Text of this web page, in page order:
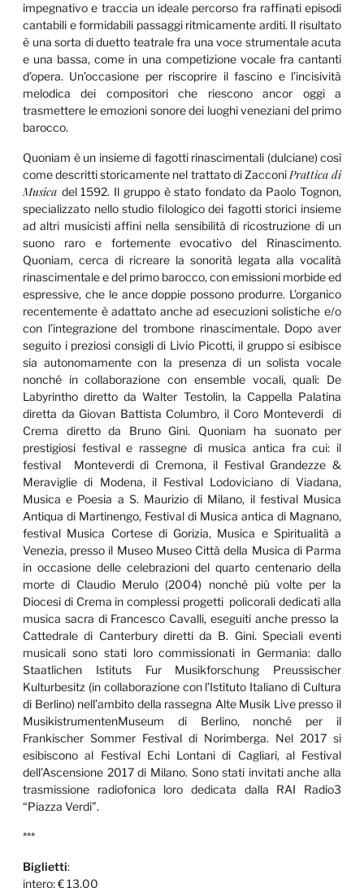
impegnativo e traccia un ideale percorso fra raffinati episodi
cantabili e formidabili passaggi ritmicamente arditi. Il risultato
è una sorta di duetto teatrale fra una voce strumentale acuta
e una bassa, come in una competizione vocale fra cantanti
d’opera. Un’occasione per riscoprire il fascino e l’incisività
melodica dei compositori che riescono ancor oggi a
trasmettere le emozioni sonore dei luoghi veneziani del primo
barocco.
Quoniam è un insieme di fagotti rinascimentali (dulciane) così
come descritti storicamente nel trattato di ZacconiPrattica di
Musica del 1592. Il gruppo è stato fondato da Paolo Tognon,
specializzato nello studio filologico dei fagotti storici insieme
ad altri musicisti affini nella sensibilità di ricostruzione di un
suono raro e fortemente evocativo del Rinascimento.
Quoniam, cerca di ricreare la sonorità legata alla vocalità
rinascimentale e del primo barocco, con emissioni morbide ed
espressive, che le ance doppie possono produrre. L’organico
recentemente è adattato anche ad esecuzioni solistiche e/o
con l’integrazione del trombone rinascimentale. Dopo aver
seguito i preziosi consigli di Livio Picotti, il gruppo si esibisce
sia autonomamente con la presenza di un solista vocale
nonché in collaborazione con ensemble vocali, quali: De
Labyrintho diretto da Walter Testolin, la Cappella Palatina
diretta da Giovan Battista Columbro, il Coro Monteverdi di
Crema diretto da Bruno Gini. Quoniam ha suonato per
prestigiosi festival e rassegne di musica antica fra cui: il
festival Monteverdi di Cremona, il Festival Grandezze &
Meraviglie di Modena, il Festival Lodoviciano di Viadana,
Musica e Poesia a S. Maurizio di Milano, il festival Musica
Antiqua di Martinengo, Festival di Musica antica di Magnano,
festival Musica Cortese di Gorizia, Musica e Spiritualità a
Venezia, presso il Museo Museo Città della Musica di Parma
in occasione delle celebrazioni del quarto centenario della
morte di Claudio Merulo (2004) nonché più volte per la
Diocesi di Crema in complessi progetti policorali dedicati alla
musica sacra di Francesco Cavalli, eseguiti anche presso la
Cattedrale di Canterbury diretti da B. Gini. Speciali eventi
musicali sono stati loro commissionati in Germania: dallo
Staatlichen Istituts Fur Musikforschung Preussischer
Kulturbesitz (in collaborazione con l’Istituto Italiano di Cultura
di Berlino) nell’ambito della rassegna Alte Musik Live presso il
MusikistrumentenMuseum di Berlino, nonché per il
Frankischer Sommer Festival di Norimberga. Nel 2017 si
esibiscono al Festival Echi Lontani di Cagliari, al Festival
dell’Ascensione 2017 di Milano. Sono stati invitati anche alla
trasmissione radiofonica loro dedicata dalla RAI Radio3
“Piazza Verdi”.
***
Biglietti:
intero: € 13,00